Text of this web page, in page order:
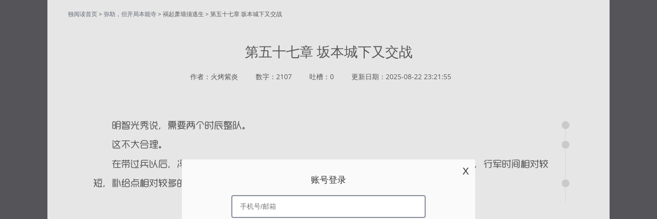
独阅读首页> 弥助，但开局本能寺> 祸起萧墙须逃生 > 第五十七章 坂本城下又交战
第五十七章 坂本城下又交战
作者：火烤紫炎 数字：2107 吐槽：0 更新日期：2025-08-22 23:21:55
账号登录
X